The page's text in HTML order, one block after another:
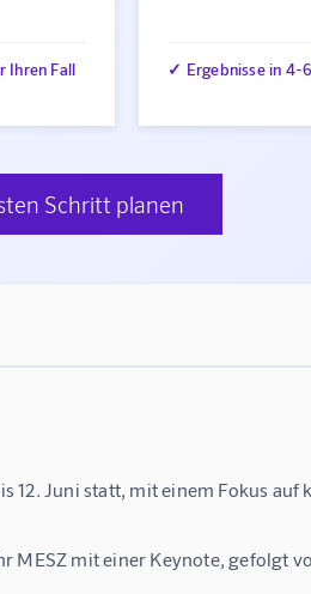
Ihren Fall ✓ Ergebnisse in 4-
Schritt planen
12. Juni statt, mit einem Fokus
MESZ mit einer Keynote, gefolgt